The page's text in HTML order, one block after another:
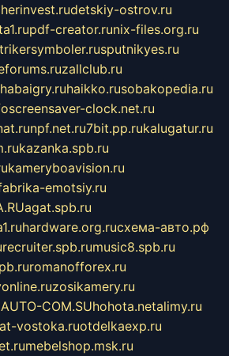
detskiy-ostrov.ru
pdf-creator.runix-files.org.ru
sputnikyes.ru
zallclub.ru
habaigry.ruhaikko.rusobakopedia.ru
screensaver-clock.net.ru
npf.net.ru7bit.pp.rukalugatur.ru
kazanka.spb.ru
kameryboavision.ru
emotsiy.ru
agat.spb.ru
hardware.org.ruсхема-авто.рф
recruiter.spb.rumusic8.spb.ru
romanofforex.ru
zosikamery.ru
AUTO-COM.SUhohota.netalimy.ru
vostoka.ruotdelkaexp.ru
mebelshop.msk.ru